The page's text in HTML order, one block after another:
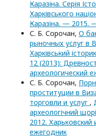
Каразіна. Серія
Харківського
Каразіна. — 2015.
С. Б. Сорочан, О
рыночных услуг в
Харківський
12 (2013):
археологический
С. Б. Сорочан,
проституции в
торговли и услуг ,
археологічний
2012. Харьковский
ежегодник